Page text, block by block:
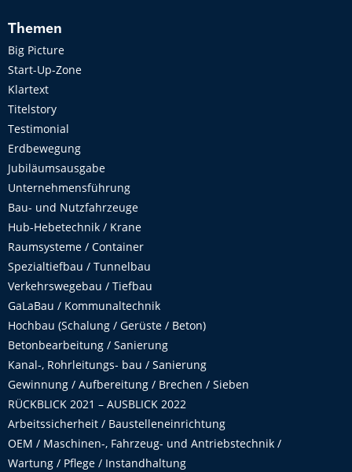
Themen
Big Picture
Start-Up-Zone
Klartext
Titelstory
Testimonial
Erdbewegung
Jubiläumsausgabe
Unternehmensführung
Bau- und Nutzfahrzeuge
Hub-Hebetechnik / Krane
Raumsysteme / Container
Spezialtiefbau / Tunnelbau
Verkehrswegebau / Tiefbau
GaLaBau / Kommunaltechnik
Hochbau (Schalung / Gerüste / Beton)
Betonbearbeitung / Sanierung
Kanal-, Rohrleitungs- bau / Sanierung
Gewinnung / Aufbereitung / Brechen / Sieben
RÜCKBLICK 2021 – AUSBLICK 2022
Arbeitssicherheit / Baustelleneinrichtung
OEM / Maschinen-, Fahrzeug- und Antriebstechnik /
Wartung / Pflege / Instandhaltung